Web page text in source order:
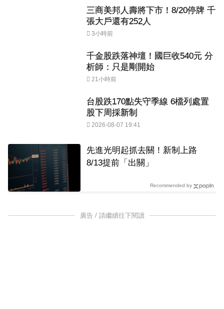
三商美邦人壽將下市！8/20停牌 千
張大戶還有252人
3小時前
千金股跌落神壇！國巨收540元 分
析師：只是剛開始
21小時前
台股跌170點失守季線 6檔列處置
股下周採新制
2026-08-07 19:41
先進光明起抓去關！新制上路
8/13提前「出關」
Recommended by
廣告 / 請繼續往下閱讀